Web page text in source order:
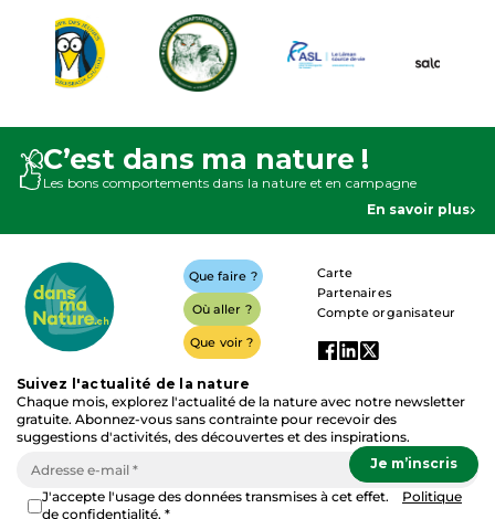
C’est dans ma nature !
Les bons comportements dans la nature et en campagne
En savoir plus
Que faire ?
Où aller ?
Que voir ?
Carte
Partenaires
Compte organisateur
Suivez l'actualité de la nature
Chaque mois, explorez l'actualité de la nature avec notre newsletter
gratuite. Abonnez-vous sans contrainte pour recevoir des
suggestions d'activités, des découvertes et des inspirations.
J'accepte l'usage des données transmises à cet effet.
Politique
de confidentialité. *